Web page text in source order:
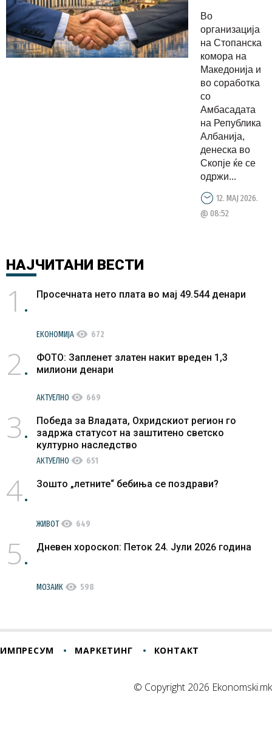
форум
„Преку
границите“
Во
организација
на Стопанска
комора на
Македонија и
во соработка
со
Амбасадата
на Република
Албанија,
денеска во
Скопје ќе се
одржи...
12. МАЈ 2026.
@ 08:52
НАЈЧИТАНИ ВЕСТИ
1 Просечната нето плата во мај 49.544 денари
ЕКОНОМИЈА visibility 672
2
ФОТО: Запленет златен накит вреден 1,3
милиони денари
АКТУЕЛНО visibility 669
3
Победа за Владата, Охридскиот регион го
задржа статусот на заштитено светско
културно наследство
АКТУЕЛНО visibility 651
4 Зошто „летните“ бебиња се поздрави?
ЖИВОТvisibility 649
5 Дневен хороскоп: Петок 24. Јули 2026 година
МОЗАИК visibility 598
ИМПРЕСУМ МАРКЕТИНГ КОНТАКТ
© Copyright 2026 Ekonomski.mk